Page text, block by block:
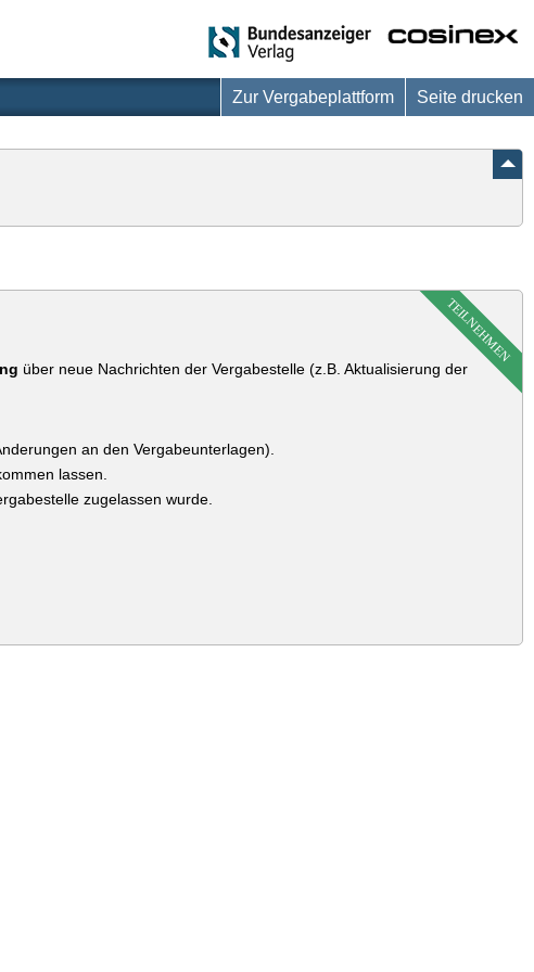
Zur Vergabeplattform Seite drucken
TEILNEHMEN
über neue Nachrichten der Vergabestelle (z.B. Aktualisierung der
an den Vergabeunterlagen).
lassen.
zugelassen wurde.